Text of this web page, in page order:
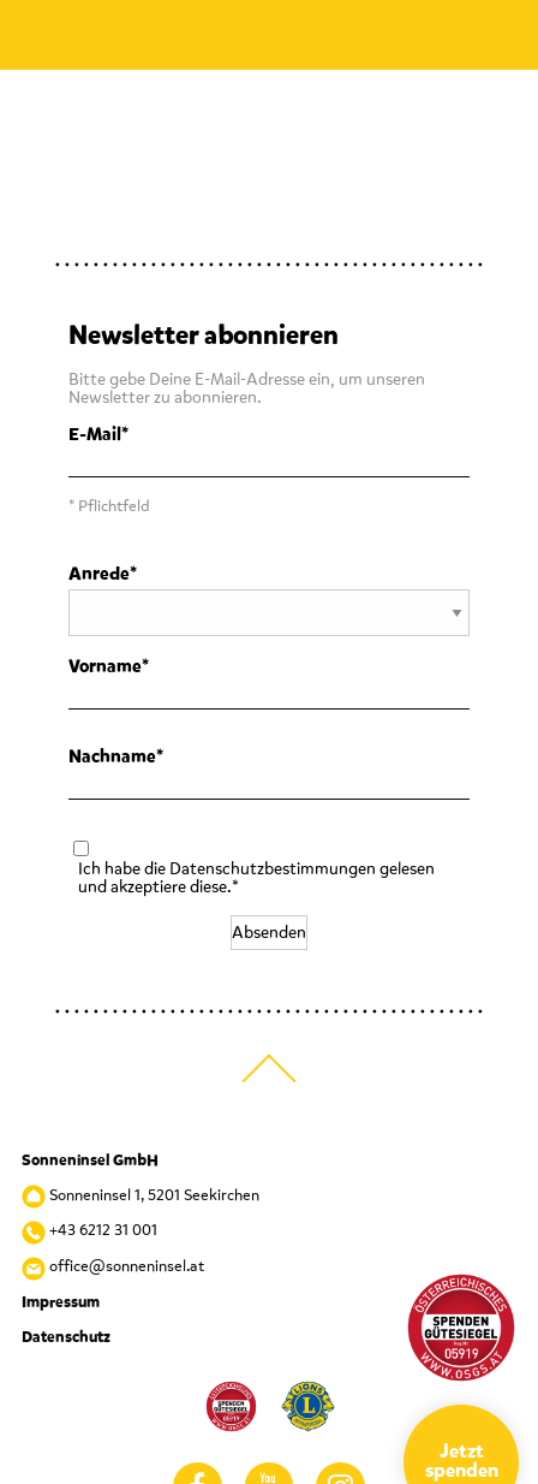
Newsletter abonnieren
Bitte gebe Deine E-Mail-Adresse ein, um unseren
Newsletter zu abonnieren.
E-Mail
* Pflichtfeld
Anrede
Vorname
Nachname
Ich habe die Datenschutzbestimmungen gelesen
und akzeptiere diese.*
Absenden
Jetzt
spenden
Sonneninsel GmbH
Sonneninsel 1, 5201 Seekirchen
+43 6212 31 001
office@sonneninsel.at
Impressum
Datenschutz